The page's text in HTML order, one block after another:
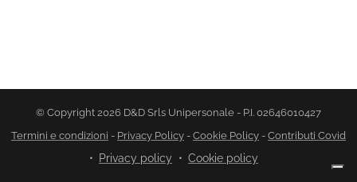
© Copyright 2026 D&D Srls Unipersonale - P.I. 02646010427
Termini e condizioni - Privacy Policy - Cookie Policy - Contributi Covid
Privacy policy Cookie policy